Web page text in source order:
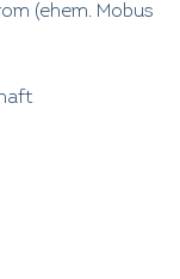
(ehem. Mobus